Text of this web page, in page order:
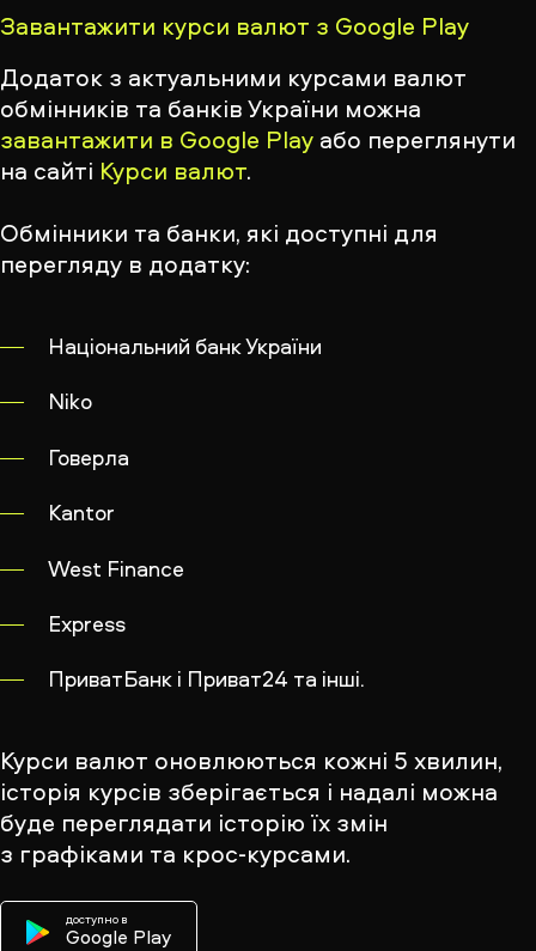
Завантажити курси валют з Google Play
Додаток з актуальними курсами валют
обмінників та банків України можна
завантажити в Google Play або переглянути
на сайті Курси валют.
Обмінники та банки, які доступні для
перегляду в додатку:
Національний банк України
Niko
Говерла
Kantor
West Finance
Express
ПриватБанк і Приват24 та інші.
Курси валют оновлюються кожні 5 хвилин,
історія курсів зберігається і надалі можна
буде переглядати історію їх змін
з графіками та крос-курсами.
доступно в
Google Play